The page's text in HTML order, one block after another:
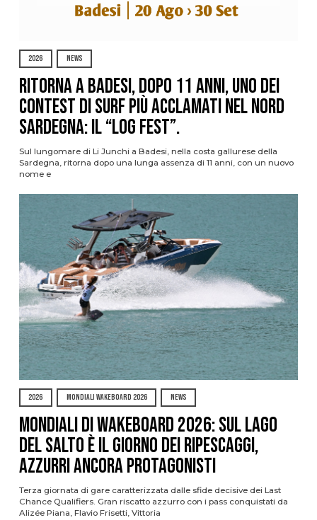
2026 NEWS
Ritorna a Badesi, dopo 11 anni, uno dei
contest di surf più acclamati nel nord
Sardegna: il “Log Fest”.
Sul lungomare di Li Junchi a Badesi, nella costa gallurese della
Sardegna, ritorna dopo una lunga assenza di 11 anni, con un nuovo
nome e
2026 MONDIALI WAKEBOARD 2026 NEWS
Mondiali di Wakeboard 2026: sul Lago
del Salto è il giorno dei ripescaggi,
azzurri ancora protagonisti
Terza giornata di gare caratterizzata dalle sfide decisive dei Last
Chance Qualifiers. Gran riscatto azzurro con i pass conquistati da
Alizée Piana, Flavio Frisetti, Vittoria